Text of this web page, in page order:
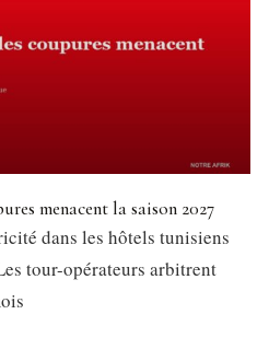
menacent la saison 2027
dans les hôtels tunisiens
tour-opérateurs arbitrent